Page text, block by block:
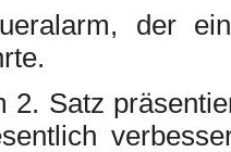
der
2. Satz